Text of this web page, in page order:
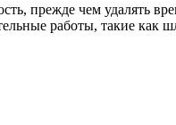
прежде чем удалять
работы, такие как